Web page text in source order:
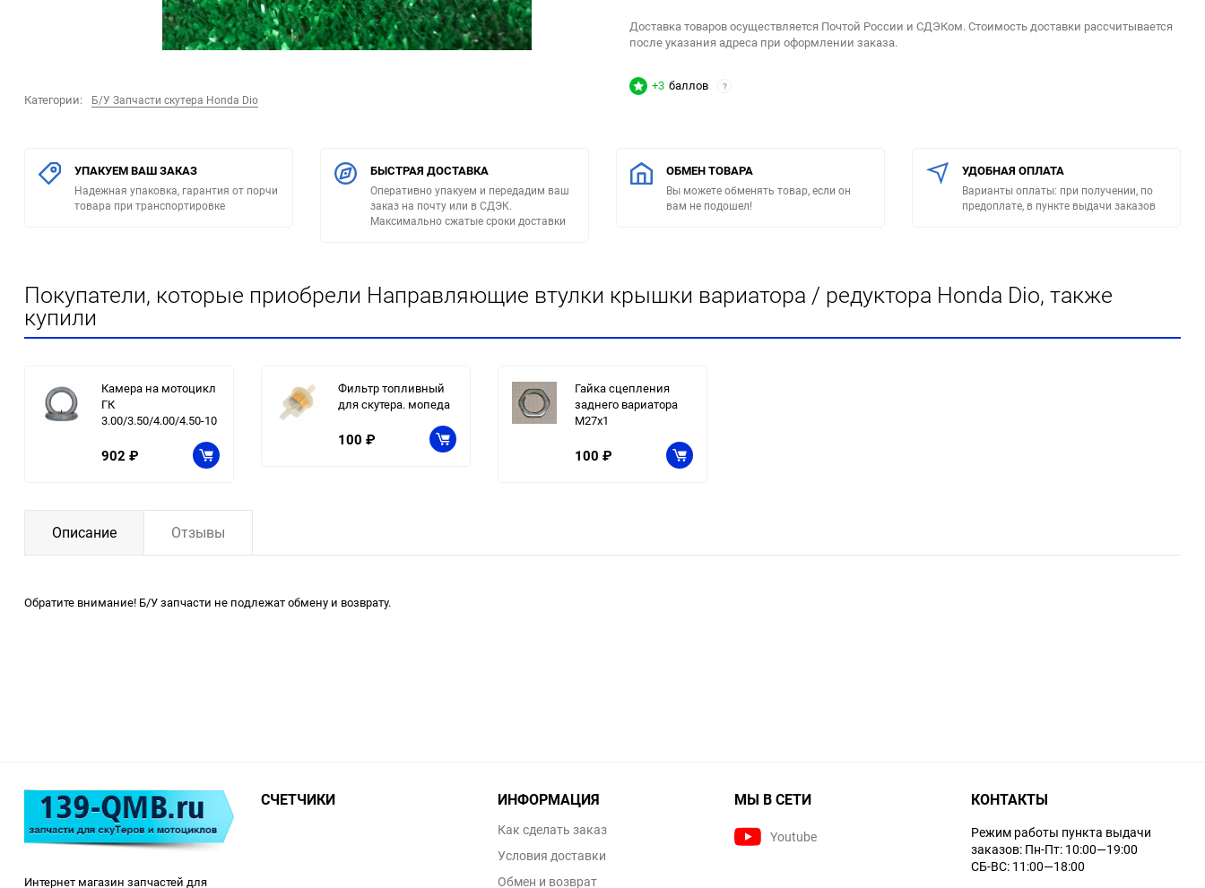
Категории: Б/У Запчасти скутера Honda Dio
Доставка товаров осуществляется Почтой России и СДЭКом. Стоимость доставки рассчитывается
после указания адреса при оформлении заказа.
+3 баллов ?
УПАКУЕМ ВАШ ЗАКАЗ
Надежная упаковка, гарантия от порчи
товара при транспортировке
БЫСТРАЯ ДОСТАВКА
Оперативно упакуем и передадим ваш
заказ на почту или в СДЭК.
Максимально сжатые сроки доставки
ОБМЕН ТОВАРА
Вы можете обменять товар, если он
вам не подошел!
УДОБНАЯ ОПЛАТА
Варианты оплаты: при получении, по
предоплате, в пункте выдачи заказов
Покупатели, которые приобрели Направляющие втулки крышки вариатора / редуктора Honda Dio, также
купили
Камера на мотоцикл
ГК
3.00/3.50/4.00/4.50-10
902 ₽
Фильтр топливный
для скутера. мопеда
100 ₽
Гайка сцепления
заднего вариатора
М27х1
100 ₽
Описание Отзывы
Обратите внимание! Б/У запчасти не подлежат обмену и возврату.
Интернет магазин запчастей для
СЧЕТЧИКИ ИНФОРМАЦИЯ
Как сделать заказ
Условия доставки
Обмен и возврат
МЫ В СЕТИ
Youtube
КОНТАКТЫ
Режим работы пункта выдачи
заказов: Пн-Пт: 10:00—19:00
СБ-ВС: 11:00—18:00